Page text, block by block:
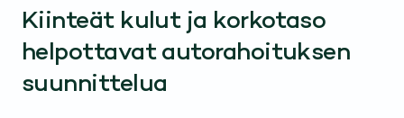
Kiinteät kulut ja korkotaso
helpottavat autorahoituksen
suunnittelua